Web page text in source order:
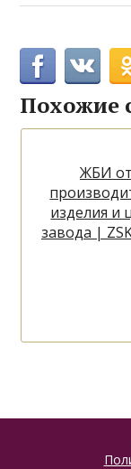
Похожие
ЖБИ от
изделия и
завода |